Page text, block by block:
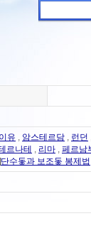
유 , 암스테르담 , 런던
르나테 , 리마 , 페르남
단수돛과 보조돛 봉제법